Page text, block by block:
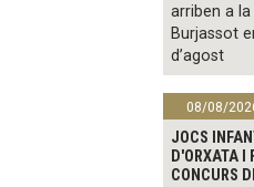
arriben a la
Burjassot
d’agost
08/08/
JOCS
D'ORXATA I
CONCURS